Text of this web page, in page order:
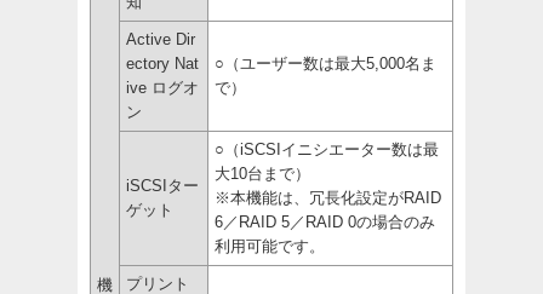
機
Active Dir
ectory Nat
ive ログオ
ン
○（ユーザー数は最大5,000名ま
で）
iSCSIター
ゲット
○（iSCSIイニシエーター数は最
大10台まで）
※本機能は、冗長化設定がRAID
6／RAID 5／RAID 0の場合のみ
利用可能です。
プリント